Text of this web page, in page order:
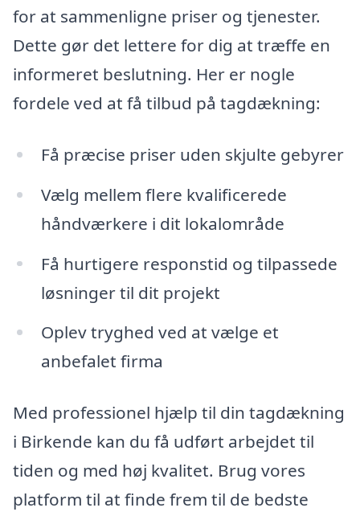
for at sammenligne priser og tjenester.
Dette gør det lettere for dig at træffe en
informeret beslutning. Her er nogle
fordele ved at få tilbud på tagdækning:
Få præcise priser uden skjulte gebyrer
Vælg mellem flere kvalificerede
håndværkere i dit lokalområde
Få hurtigere responstid og tilpassede
løsninger til dit projekt
Oplev tryghed ved at vælge et
anbefalet firma
Med professionel hjælp til din tagdækning
i Birkende kan du få udført arbejdet til
tiden og med høj kvalitet. Brug vores
platform til at finde frem til de bedste